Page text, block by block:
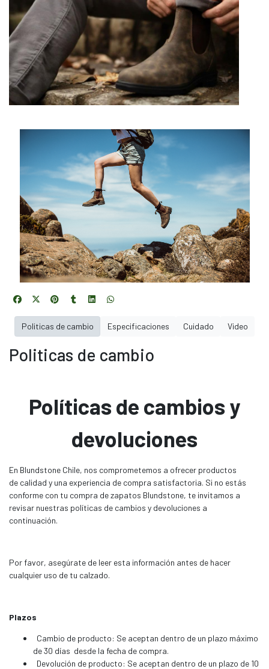
Politicas de cambio
Políticas de cambios y
devoluciones
En Blundstone Chile, nos comprometemos a ofrecer productos
de calidad y una experiencia de compra satisfactoria. Si no estás
conforme con tu compra de zapatos Blundstone, te invitamos a
revisar nuestras políticas de cambios y devoluciones a
continuación.
Por favor, asegúrate de leer esta información antes de hacer
cualquier uso de tu calzado.
Plazos
Cambio de producto: Se aceptan dentro de un plazo máximo
de 30 días desde la fecha de compra.
Devolución de producto: Se aceptan dentro de un plazo de 10
Politicas de cambio Especificaciones Cuidado Video